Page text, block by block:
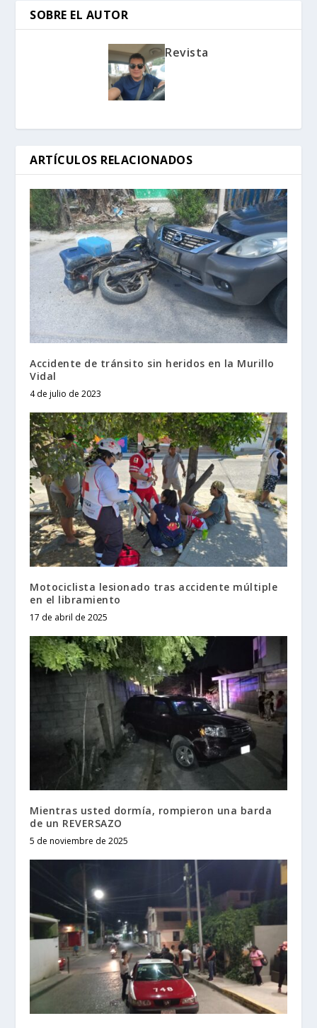
SOBRE EL AUTOR
Revista
ARTÍCULOS RELACIONADOS
Accidente de tránsito sin heridos en la Murillo
Vidal
4 de julio de 2023
Motociclista lesionado tras accidente múltiple
en el libramiento
17 de abril de 2025
Mientras usted dormía, rompieron una barda
de un REVERSAZO
5 de noviembre de 2025